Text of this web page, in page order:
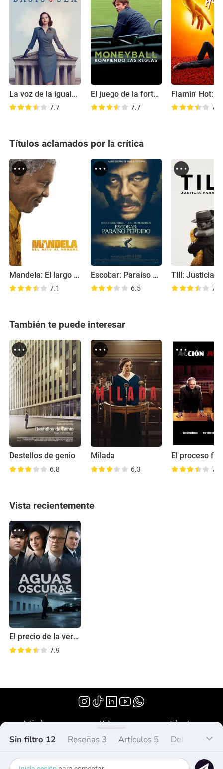
La voz de la igualdad
7.7
El juego de la fortuna
7.7 7.1
Títulos aclamados por la crítica
Mandela: El largo camino hacia la libertad
7.1
Escobar: Paraíso perdido
6.5 7.4
También te puede interesar
Destellos de genio
6.8
Milada
6.3
El proceso
7.3
Vista recientemente
El precio de la verdad
7.9
(2019)
Sin filtro 12 Reseñas 3 Artículos 5 Debate 0
Artículos Videos Filmoteca
¿Qué es Peliplat?
Copyright © 2020-2026 Peliplat Technology